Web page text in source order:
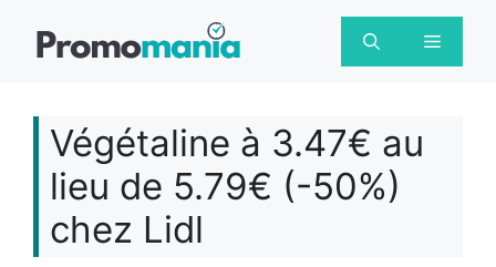
Menu
Végétaline à 3.47€ au
lieu de 5.79€ (-50%)
chez Lidl